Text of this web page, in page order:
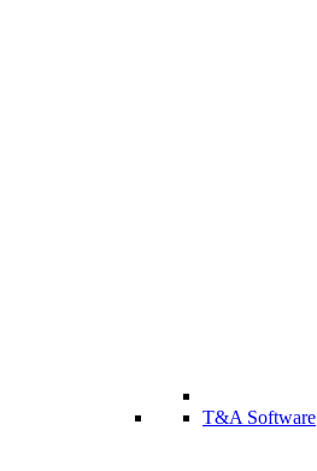
T&A Software